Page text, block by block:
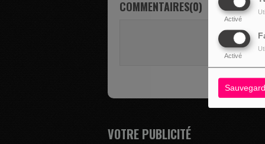
Activé
Activé
COMMENTAIRES(0)
Vous
VOTRE PUBLICITÉ